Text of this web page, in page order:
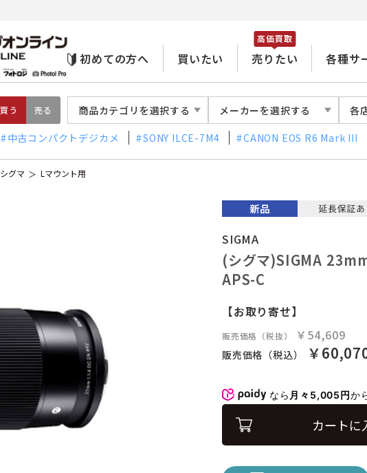
初めての方へ 買いたい 売りたい
高価買取
各種サ
買う 売る 商品カテゴリを選択する メーカーを選択する 各
中古コンパクトデジカメ SONY ILCE-7M4 CANON EOS R6 Mark III
シグマ Lマウント用
SIGMA
(シグマ)SIGMA
APS-C
【お取り寄せ】
販売価格（税抜） ￥54,609
販売価格（税込） ￥
なら 月々5,005円か
カートに